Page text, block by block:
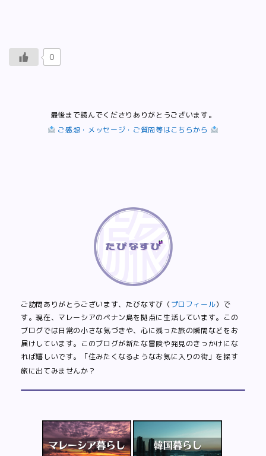
0
最後まで読んでくださりありがとうございます。
ご感想・メッセージ・ご質問等はこちらから
ご訪問ありがとうございます、たびなすび（プロフィール）で
す。現在、マレーシアのペナン島を拠点に生活しています。この
ブログでは日常の小さな気づきや、心に残った旅の瞬間などをお
届けしています。このブログが新たな冒険や発見のきっかけにな
れば嬉しいです。「住みたくなるようなお気に入りの街」を探す
旅に出てみませんか？